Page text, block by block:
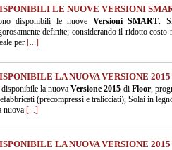
LE NUOVE VERSIONI
disponibili le nuove Versioni SMART.
definite; considerando il ridotto costo
per [...]
LA NUOVA VERSIONE
disponibile la nuovaVersione 2015 di Floor,
(precompressi e tralicciati), Solai in
nuova [...]
LA NUOVA VERSIONE